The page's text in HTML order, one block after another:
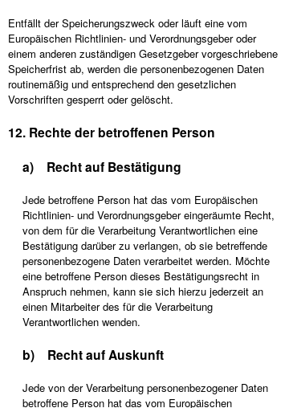
Entfällt der Speicherungszweck oder läuft eine vom
Europäischen Richtlinien- und Verordnungsgeber oder
einem anderen zuständigen Gesetzgeber vorgeschriebene
Speicherfrist ab, werden die personenbezogenen Daten
routinemäßig und entsprechend den gesetzlichen
Vorschriften gesperrt oder gelöscht.
12. Rechte der betroffenen Person
a) Recht auf Bestätigung
Jede betroffene Person hat das vom Europäischen
Richtlinien- und Verordnungsgeber eingeräumte Recht,
von dem für die Verarbeitung Verantwortlichen eine
Bestätigung darüber zu verlangen, ob sie betreffende
personenbezogene Daten verarbeitet werden. Möchte
eine betroffene Person dieses Bestätigungsrecht in
Anspruch nehmen, kann sie sich hierzu jederzeit an
einen Mitarbeiter des für die Verarbeitung
Verantwortlichen wenden.
b) Recht auf Auskunft
Jede von der Verarbeitung personenbezogener Daten
betroffene Person hat das vom Europäischen